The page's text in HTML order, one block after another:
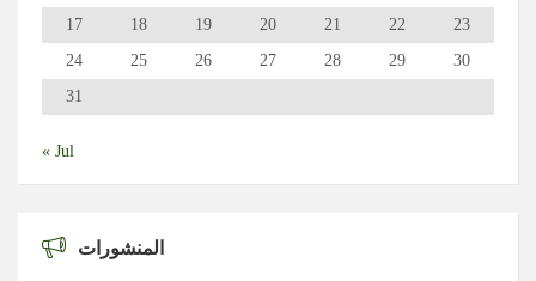
17
18 19 20 21 22
23
24
25 26 27 28 29
30
31
« Jul
المنشورات